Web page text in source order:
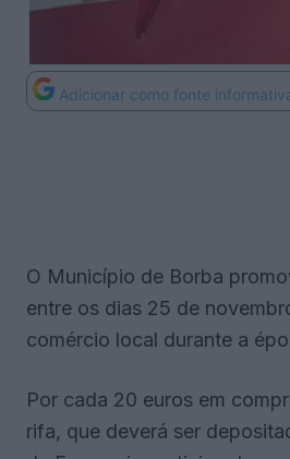
Adicionar como fonte
O Município de Borba
entre os dias 25 de
comércio local durante a
Por cada 20 euros em
rifa, que deverá ser